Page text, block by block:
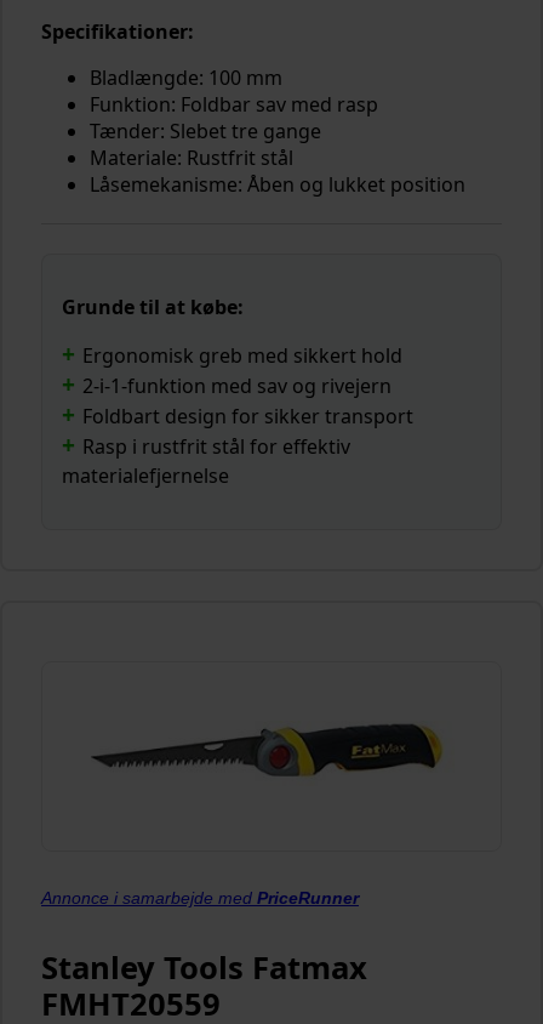
Specifikationer:
Bladlængde: 100 mm
Funktion: Foldbar sav med rasp
Tænder: Slebet tre gange
Materiale: Rustfrit stål
Låsemekanisme: Åben og lukket position
Grunde til at købe:
Ergonomisk greb med sikkert hold
2-i-1-funktion med sav og rivejern
Foldbart design for sikker transport
Rasp i rustfrit stål for effektiv
materialefjernelse
Annonce i samarbejde med PriceRunner
Stanley Tools Fatmax
FMHT20559